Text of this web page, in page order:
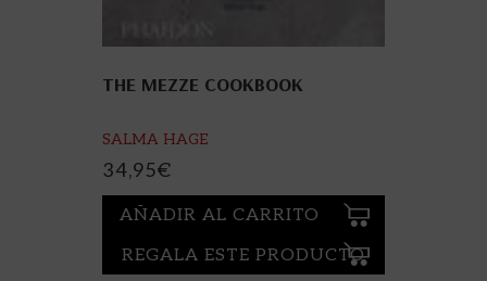
THE MEZZE COOKBOOK
SALMA HAGE
34,95€
AÑADIR AL CARRITO
REGALA ESTE PRODUCTO